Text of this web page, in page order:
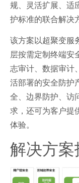
规、灵活扩展、适
护标准的联合解决
该方案以超聚变服
层按需定制终端安
志审计、数据审计
活部署的安全防护
全、边界防护、访
求，还可为客户提
体验。
解决方案